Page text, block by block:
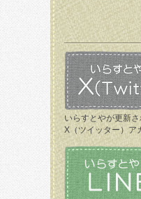
いらすとやが更新
X（ツイッター）ア